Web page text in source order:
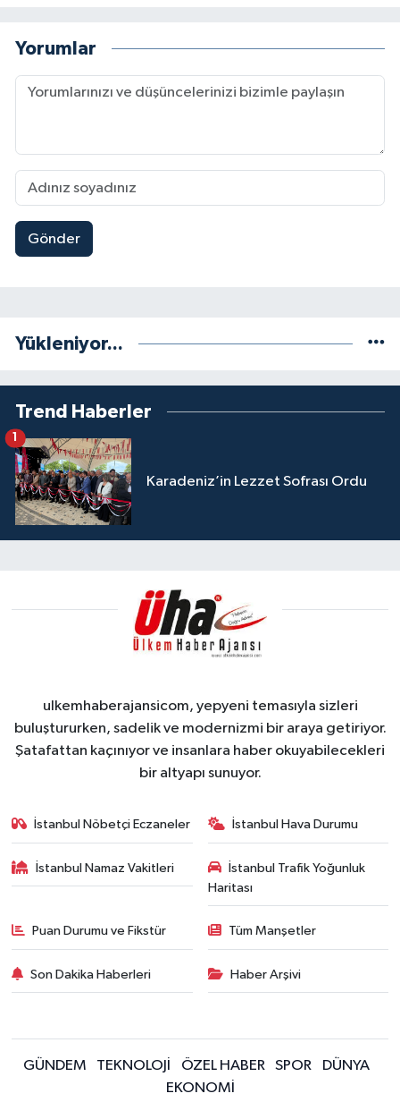
Yorumlar
Gönder
Yükleniyor...
Trend Haberler
Karadeniz’in Lezzet Sofrası Ordu
1
ulkemhaberajansicom, yepyeni temasıyla sizleri
buluştururken, sadelik ve modernizmi bir araya getiriyor.
Şatafattan kaçınıyor ve insanlara haber okuyabilecekleri
bir altyapı sunuyor.
İstanbul Nöbetçi Eczaneler İstanbul Hava Durumu
İstanbul Namaz Vakitleri
İstanbul Trafik Yoğunluk
Haritası
Puan Durumu ve Fikstür Tüm Manşetler
Son Dakika Haberleri Haber Arşivi
GÜNDEM TEKNOLOJİ ÖZEL HABER SPOR
DÜNYA
EKONOMİ